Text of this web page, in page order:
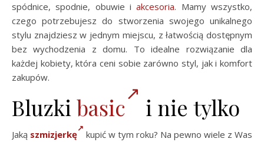
spódnice, spodnie, obuwie iakcesoria. Mamy wszystko,
czego potrzebujesz do stworzenia swojego unikalnego
stylu znajdziesz w jednym miejscu, z łatwością dostępnym
bez wychodzenia z domu. To idealne rozwiązanie dla
każdej kobiety, która ceni sobie zarówno styl, jak i komfort
zakupów.
Bluzki basic i nie tylko
Jaką szmizjerkę
kupić w tym roku? Na pewno wiele z Was